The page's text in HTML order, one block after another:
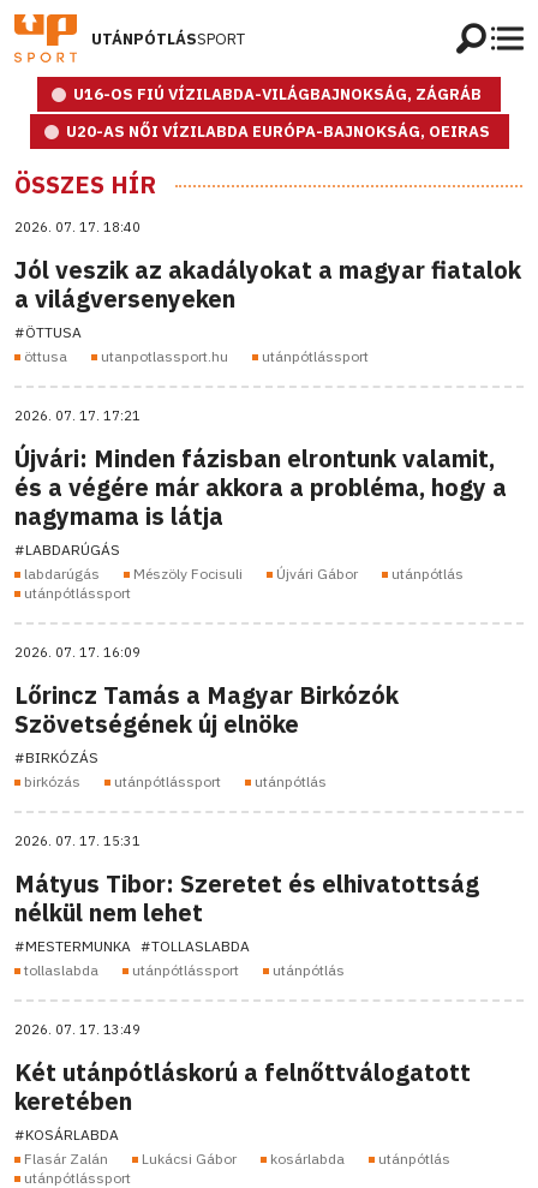
UTÁNPÓTLÁSSPORT
U16-OS FIÚ VÍZILABDA-VILÁGBAJNOKSÁG, ZÁGRÁB
U20-AS NŐI VÍZILABDA EURÓPA-BAJNOKSÁG, OEIRAS
ÖSSZES HÍR
2026. 07. 17. 18:40
Jól veszik az akadályokat a magyar fiatalok
a világversenyeken
#ÖTTUSA
öttusa
utanpotlassport.hu utánpótlássport
2026. 07. 17. 17:21
Újvári: Minden fázisban elrontunk valamit,
és a végére már akkora a probléma, hogy a
nagymama is látja
#LABDARÚGÁS
labdarúgás
Mészöly Focisuli Újvári Gábor
utánpótlás
utánpótlássport
2026. 07. 17. 16:09
Lőrincz Tamás a Magyar Birkózók
Szövetségének új elnöke
#BIRKÓZÁS
birkózás
utánpótlássport utánpótlás
2026. 07. 17. 15:31
Mátyus Tibor: Szeretet és elhivatottság
nélkül nem lehet
#MESTERMUNKA #TOLLASLABDA
tollaslabda
utánpótlássport utánpótlás
2026. 07. 17. 13:49
Két utánpótláskorú a felnőttválogatott
keretében
#KOSÁRLABDA
Flasár Zalán
Lukácsi Gábor kosárlabda
utánpótlás
utánpótlássport